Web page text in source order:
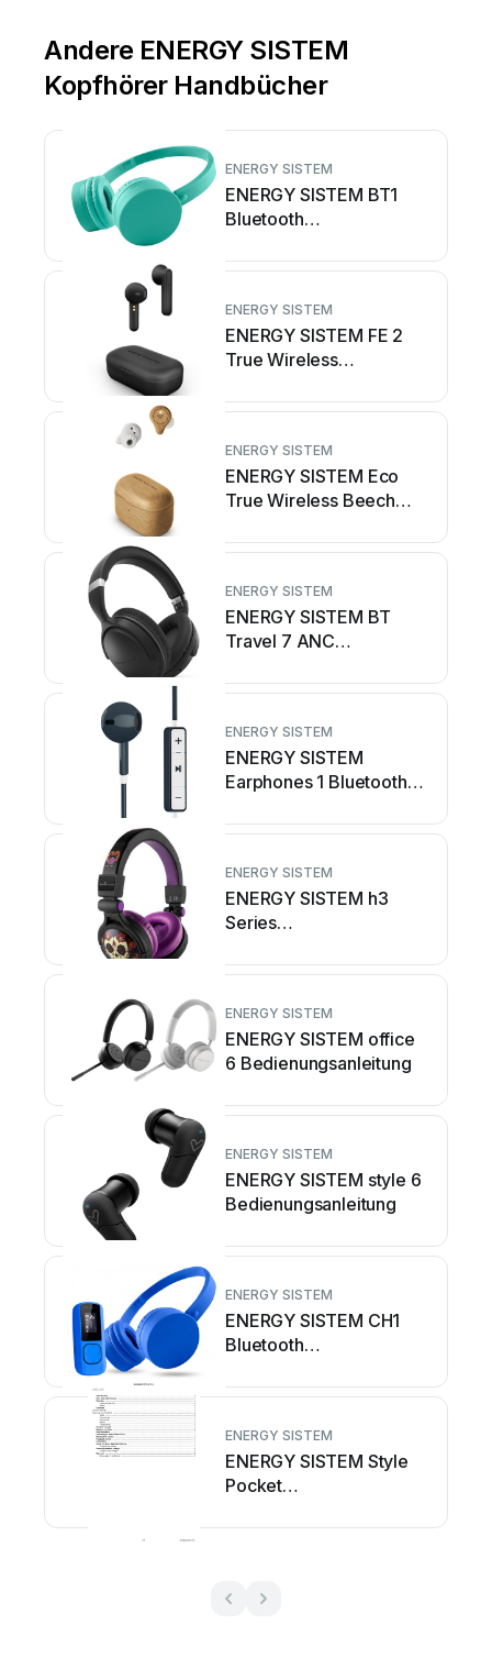
Andere ENERGY SISTEM
Kopfhörer Handbücher
ENERGY SISTEM
ENERGY SISTEM BT1
Bluetooth
ENERGY SISTEM
ENERGY SISTEM FE 2
True Wireless
ENERGY SISTEM
ENERGY SISTEM Eco
True Wireless Beech
Bedienungsanleitung
ENERGY SISTEM
ENERGY SISTEM BT
Travel 7 ANC
ENERGY SISTEM
ENERGY SISTEM
Earphones 1 Bluetooth
ENERGY SISTEM
ENERGY SISTEM h3
Series
ENERGY SISTEM
ENERGY SISTEM office
6 Bedienungsanleitung
ENERGY SISTEM
ENERGY SISTEM style 6
Bedienungsanleitung
ENERGY SISTEM
ENERGY SISTEM CH1
Bluetooth
ENERGY SISTEM
ENERGY SISTEM Style
Pocket